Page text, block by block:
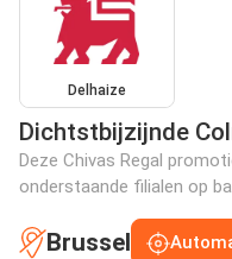
Delhaize
Dichtstbijzijnde
Deze Chivas Regal
onderstaande filialen op
Brussel